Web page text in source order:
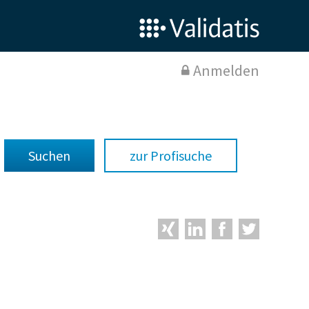
Anmelden
zur Profisuche